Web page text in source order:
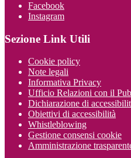
Facebook
Instagram
Sezione Link Utili
Cookie policy
Note legali
Informativa Privacy
Ufficio Relazioni con il
Dichiarazione di
Obiettivi di accessibilità
Whistleblowing
Gestione consensi cookie
Amministrazione